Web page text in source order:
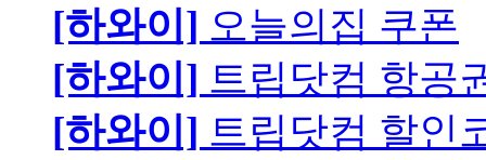
[하와이] 오늘의집 쿠폰
[하와이] 트립닷컴 항공
[하와이] 트립닷컴 할인